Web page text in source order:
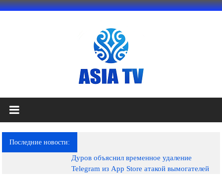
Перейти
АЗИЯ
ТВ
это
телеканал
Последние новости:
Дуров объяснил временное удаление
Telegram из App Store атакой вымогателей